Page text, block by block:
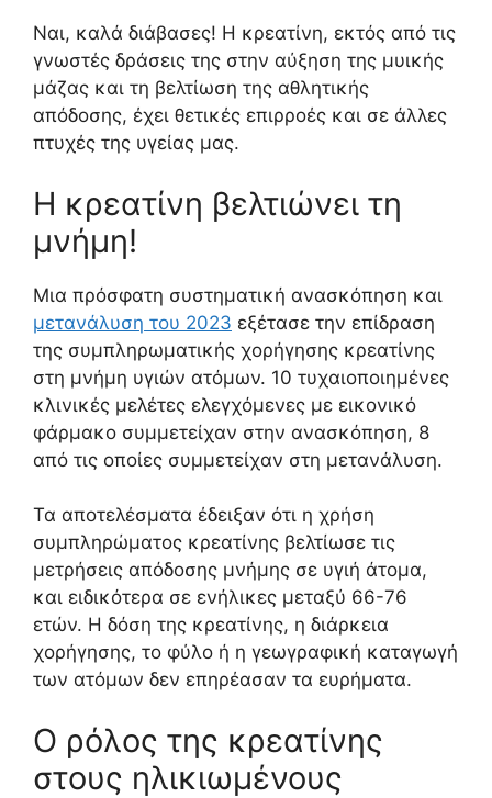
Ναι, καλά διάβασες! Η κρεατίνη, εκτός από τις
γνωστές δράσεις της στην αύξηση της μυικής
μάζας και τη βελτίωση της αθλητικής
απόδοσης, έχει θετικές επιρροές και σε άλλες
πτυχές της υγείας μας.
Η κρεατίνη βελτιώνει τη
μνήμη!
Μια πρόσφατη συστηματική ανασκόπηση και
μετανάλυση του 2023 εξέτασε την επίδραση
της συμπληρωματικής χορήγησης κρεατίνης
στη μνήμη υγιών ατόμων. 10 τυχαιοποιημένες
κλινικές μελέτες ελεγχόμενες με εικονικό
φάρμακο συμμετείχαν στην ανασκόπηση, 8
από τις οποίες συμμετείχαν στη μετανάλυση.
Τα αποτελέσματα έδειξαν ότι η χρήση
συμπληρώματος κρεατίνης βελτίωσε τις
μετρήσεις απόδοσης μνήμης σε υγιή άτομα,
και ειδικότερα σε ενήλικες μεταξύ 66-76
ετών. Η δόση της κρεατίνης, η διάρκεια
χορήγησης, το φύλο ή η γεωγραφική καταγωγή
των ατόμων δεν επηρέασαν τα ευρήματα.
Ο ρόλος της κρεατίνης
στους ηλικιωμένους